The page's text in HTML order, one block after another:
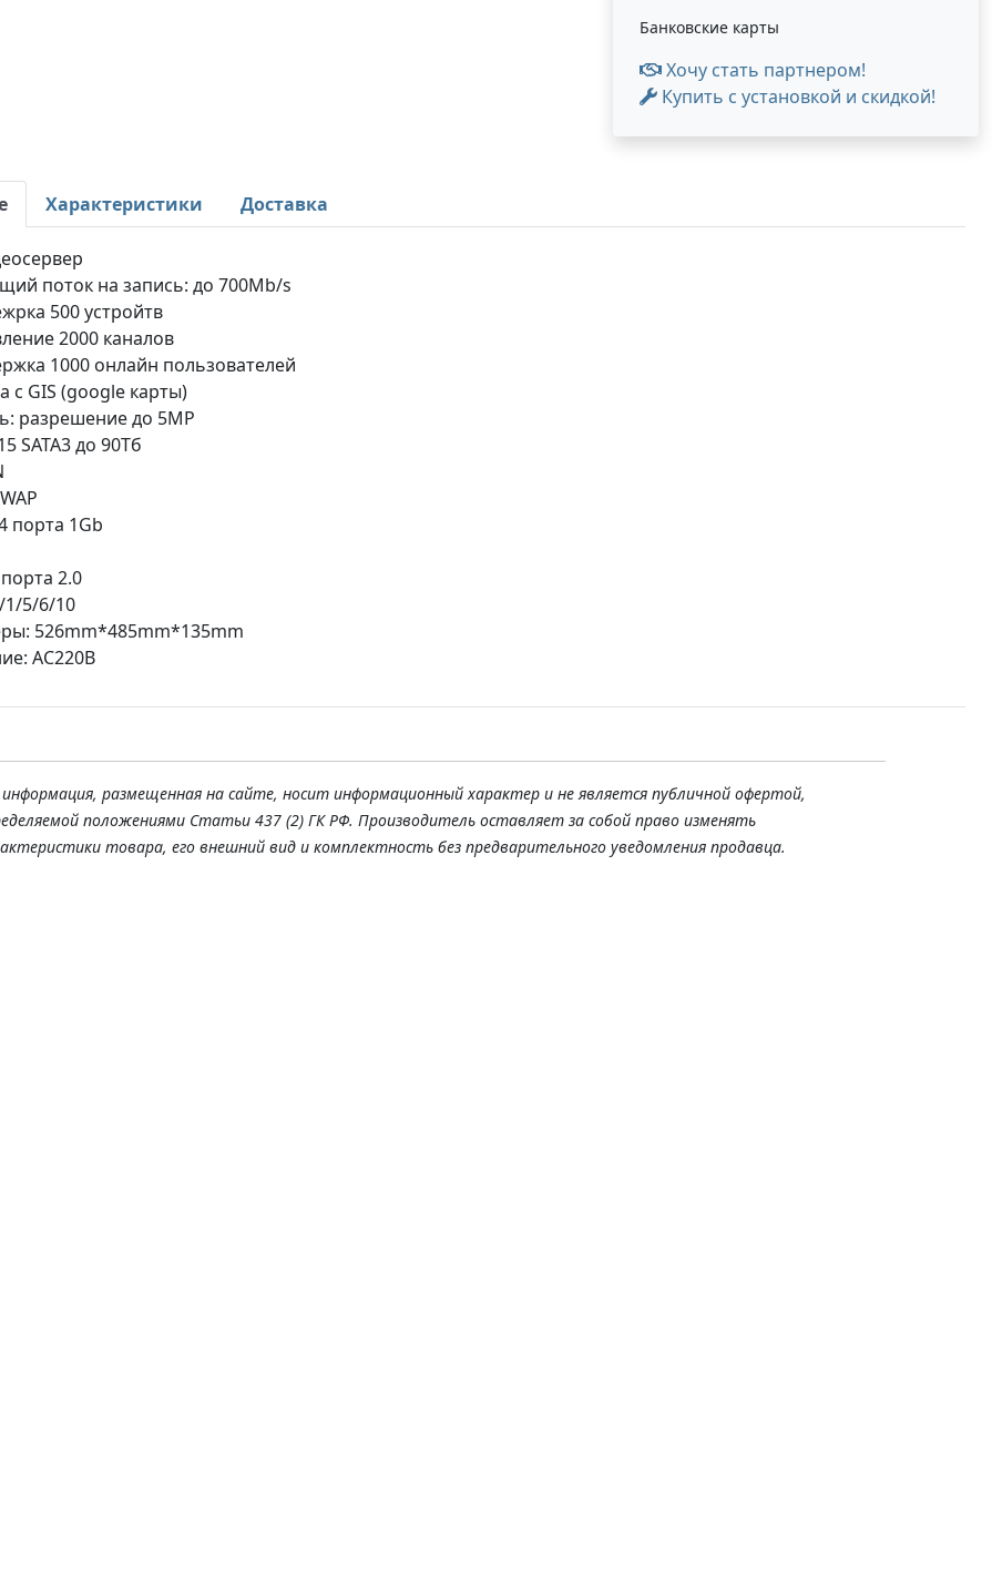
Банковские карты
Хочу стать партнером!
Купить с установкой и скидкой!
Характеристики Доставка
поток на запись: до 700Mb/s
500 устройтв
2000 каналов
1000 онлайн пользователей
с GIS (google карты)
разрешение до 5MP
SATA3 до 90Тб
порта 1Gb
2.0
1/5/6/10
526mm*485mm*135mm
AC220В
информация, размещенная на сайте, носит информационный характер и не является публичной офертой,
положениями Статьи 437 (2) ГК РФ. Производитель оставляет за собой право изменять
товара, его внешний вид и комплектность без предварительного уведомления продавца.